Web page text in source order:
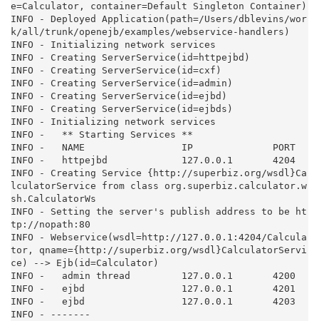
e=Calculator, container=Default Singleton Container)
INFO - Deployed Application(path=/Users/dblevins/wor
k/all/trunk/openejb/examples/webservice-handlers)
INFO - Initializing network services
INFO - Creating ServerService(id=httpejbd)
INFO - Creating ServerService(id=cxf)
INFO - Creating ServerService(id=admin)
INFO - Creating ServerService(id=ejbd)
INFO - Creating ServerService(id=ejbds)
INFO - Initializing network services
INFO -   ** Starting Services **
INFO -   NAME                 IP              PORT
INFO -   httpejbd             127.0.0.1       4204
INFO - Creating Service {http://superbiz.org/wsdl}Ca
lculatorService from class org.superbiz.calculator.w
sh.CalculatorWs
INFO - Setting the server's publish address to be ht
tp://nopath:80
INFO - Webservice(wsdl=http://127.0.0.1:4204/Calcula
tor, qname={http://superbiz.org/wsdl}CalculatorServi
ce) --> Ejb(id=Calculator)
INFO -   admin thread         127.0.0.1       4200
INFO -   ejbd                 127.0.0.1       4201
INFO -   ejbd                 127.0.0.1       4203
INFO - -------